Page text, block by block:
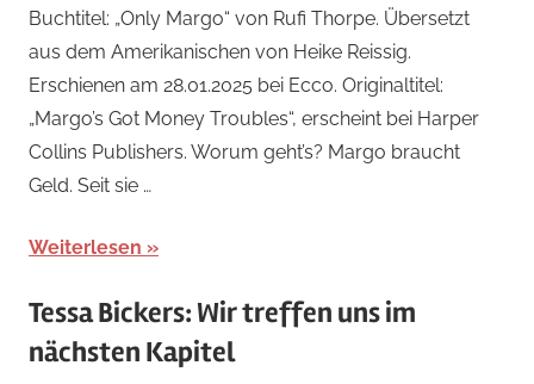
Buchtitel: „Only Margo“ von Rufi Thorpe. Übersetzt
aus dem Amerikanischen von Heike Reissig.
Erschienen am 28.01.2025 bei Ecco. Originaltitel:
„Margo’s Got Money Troubles“, erscheint bei Harper
Collins Publishers. Worum geht’s? Margo braucht
Geld. Seit sie …
Weiterlesen
Tessa Bickers: Wir treffen uns im
nächsten Kapitel